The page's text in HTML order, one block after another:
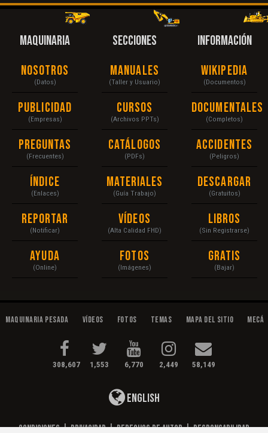
MAQUINARIA
Nosotros
(Datos)
Publicidad
(Empresas)
Preguntas
(Frecuentes)
Índice
(Enlaces)
Reportar
(Notificar)
Ayuda
(Online)
SECCIONES
Manuales
(Taller y Usuario)
Cursos
(Archivos PPTs)
Catálogos
(PDFs)
Materiales
(Guía Trabajo)
Vídeos
(Alta Calidad FHD)
Fotos
(Imágenes)
INFORMACIÓN
Wikipedia
(Documentos)
Documentales
(Completos)
Accidentes
(Peligros)
Descargar
(Gratuitos)
Libros
(Sin Registrarse)
Gratis
(Bajar)
Maquinaria Pesada Vídeos Fotos Temas Mapa del Sitio
308,607 1,553 6,770 2,449 58,149
English
Condiciones|Privacidad|Derechos de Autor|Responsabilidad